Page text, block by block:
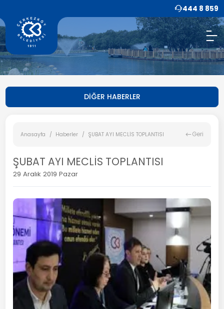
444 8 859
DİĞER HABERLER
Anasayfa Haberler ŞUBAT AYI MECLİS TOPLANTISI Geri
ŞUBAT AYI MECLİS TOPLANTISI
29 Aralık 2019 Pazar